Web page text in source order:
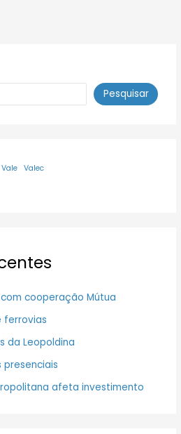
Pesquisar
Vale Valec
cooperação Mútua
ferrovias
da Leopoldina
presenciais
afeta investimento